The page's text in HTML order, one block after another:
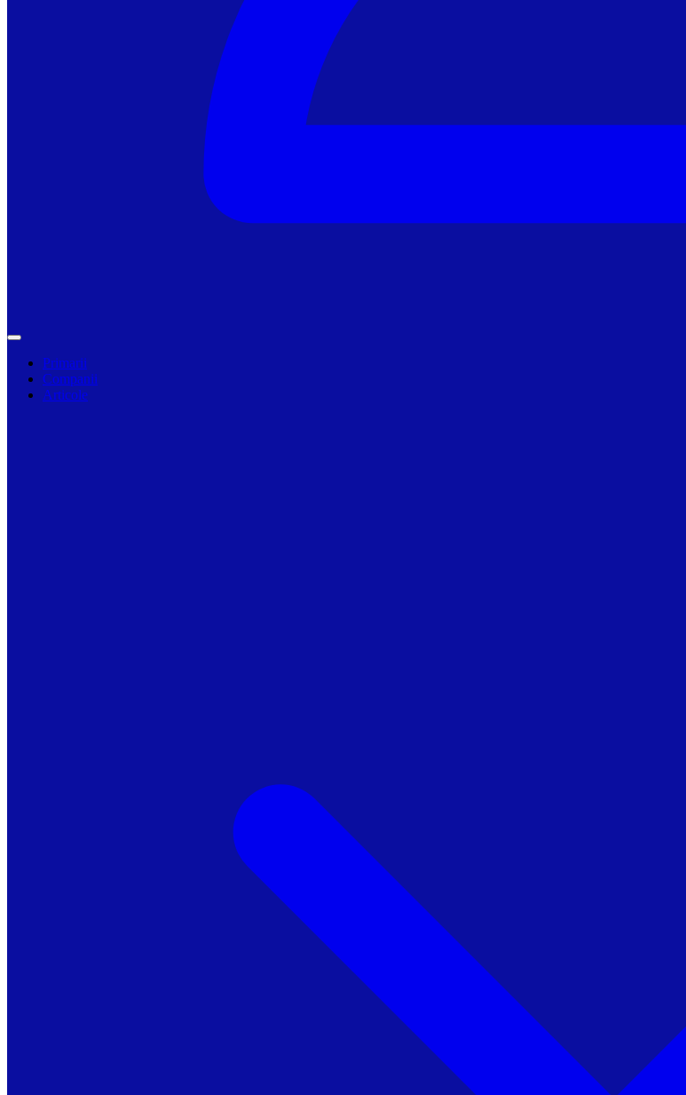
Primarii
Companii
Articole